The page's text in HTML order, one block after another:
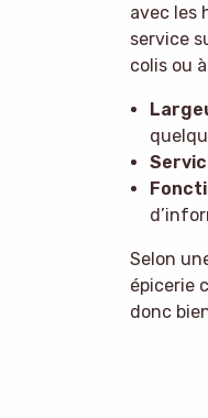
avec les
service
colis ou
Selon
épicerie
donc